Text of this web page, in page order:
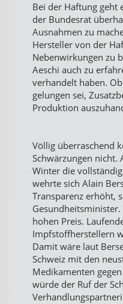
Bei der Haftung geht
der Bundesrat
Ausnahmen zu
Hersteller von der
Nebenwirkungen zu
Aeschi auch zu
verhandelt haben.
gelungen sei,
Produktion
Völlig überraschend
Schwärzungen nicht.
Winter die
wehrte sich Alain
Transparenz erhöht,
hohen Preis.
Impfstoffherstellern
Damit wäre laut
Schweiz mit den
Medikamenten
würde der Ruf der